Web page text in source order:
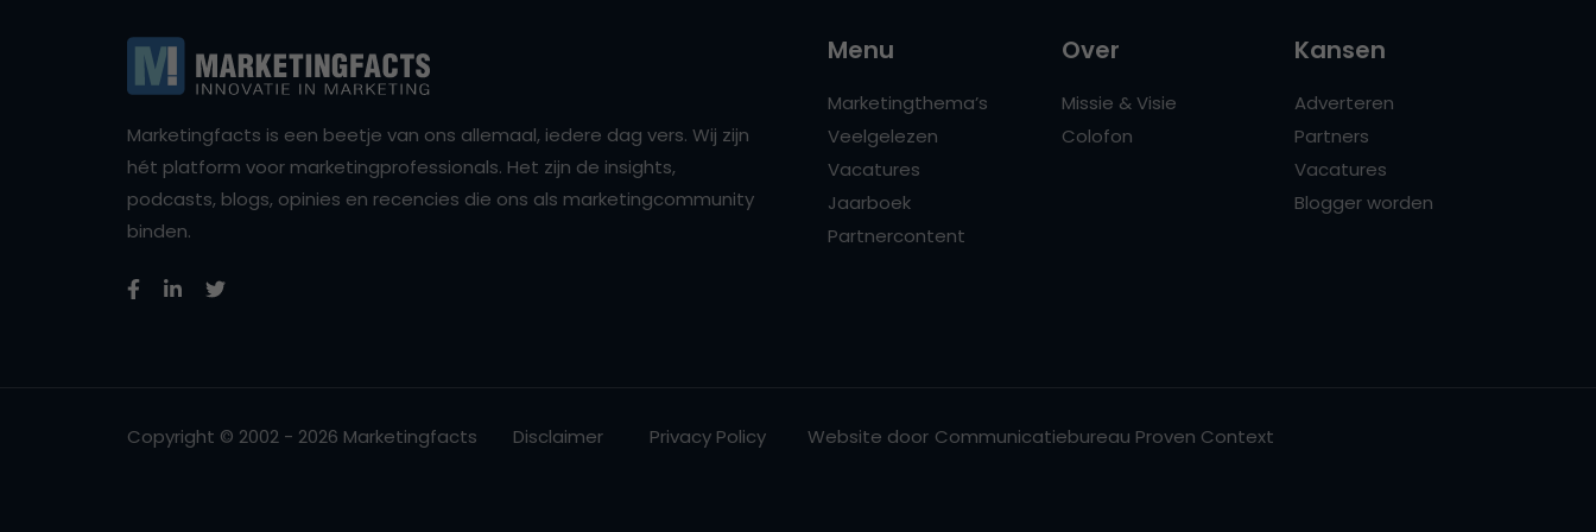
Marketingfacts is een beetje van ons allemaal, iedere dag vers. Wij zijn
hét platform voor marketingprofessionals. Het zijn de insights,
podcasts, blogs, opinies en recencies die ons als marketingcommunity
binden.
Menu
Marketingthema’s
Veelgelezen
Vacatures
Jaarboek
Partnercontent
Over
Missie & Visie
Colofon
Kansen
Adverteren
Partners
Vacatures
Blogger worden
Copyright © 2002 - 2026 Marketingfacts Disclaimer Privacy Policy Website door Communicatiebureau Proven Context